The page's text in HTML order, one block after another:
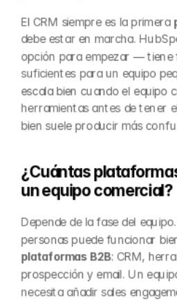
El CRM siempre es la primera
debe estar en marcha.
opción para empezar — tiene
suficientes para un equipo
escala bien cuando el equipo
herramientas antes de tener
bien suele producir más
¿Cuántas
un equipo comercial?
Depende de la fase del
plataformas B2B: CRM,
prospección y email. Un
necesita añadir sales